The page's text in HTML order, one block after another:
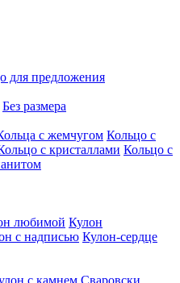
для предложения
Без размера
с жемчугом Кольцо с
с кристаллами Кольцо с
любимой Кулон
с надписью Кулон-сердце
с камнем Сваровски